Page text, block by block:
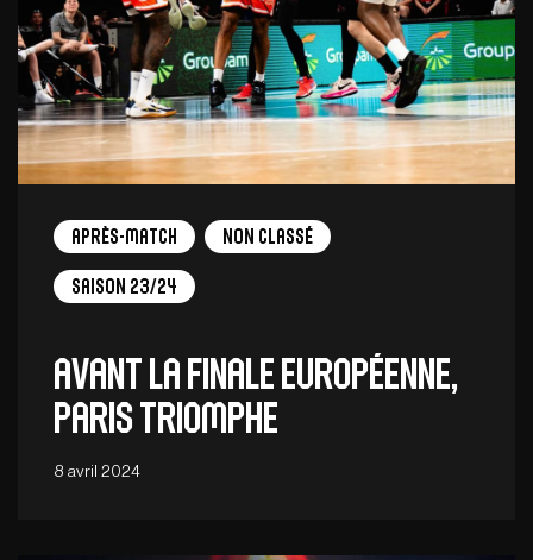
Après-match Non Classé
Saison 23/24
Avant la finale européenne,
Paris triomphe
8 avril 2024